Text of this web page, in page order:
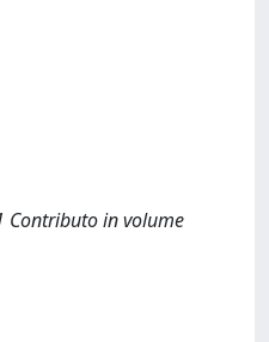
Contributo in volume